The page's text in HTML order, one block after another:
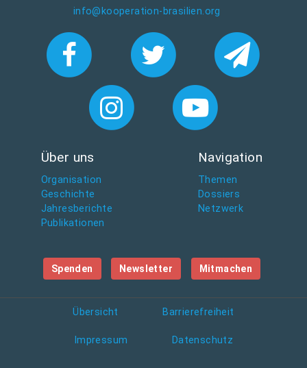
info@kooperation-brasilien.org
Über uns
Organisation
Geschichte
Jahresberichte
Publikationen
Navigation
Themen
Dossiers
Netzwerk
Spenden Newsletter Mitmachen
Übersicht Barrierefreiheit
Impressum Datenschutz